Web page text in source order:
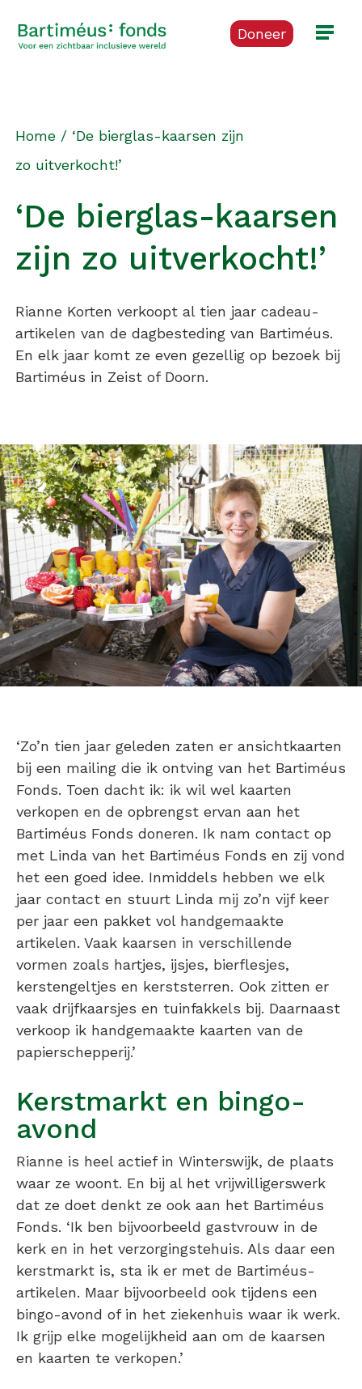
Doneer
Home / ‘De bierglas-kaarsen zijn
zo uitverkocht!’
‘De bierglas-kaarsen
zijn zo uitverkocht!’
Rianne Korten verkoopt al tien jaar cadeau-
artikelen van de dagbesteding van Bartiméus.
En elk jaar komt ze even gezellig op bezoek bij
Bartiméus in Zeist of Doorn.
‘Zo’n tien jaar geleden zaten er ansichtkaarten
bij een mailing die ik ontving van het Bartiméus
Fonds. Toen dacht ik: ik wil wel kaarten
verkopen en de opbrengst ervan aan het
Bartiméus Fonds doneren. Ik nam contact op
met Linda van het Bartiméus Fonds en zij vond
het een goed idee. Inmiddels hebben we elk
jaar contact en stuurt Linda mij zo’n vijf keer
per jaar een pakket vol handgemaakte
artikelen. Vaak kaarsen in verschillende
vormen zoals hartjes, ijsjes, bierflesjes,
kerstengeltjes en kerststerren. Ook zitten er
vaak drijfkaarsjes en tuinfakkels bij. Daarnaast
verkoop ik handgemaakte kaarten van de
papierschepperij.’
Kerstmarkt en bingo-
avond
Rianne is heel actief in Winterswijk, de plaats
waar ze woont. En bij al het vrijwilligerswerk
dat ze doet denkt ze ook aan het Bartiméus
Fonds. ‘Ik ben bijvoorbeeld gastvrouw in de
kerk en in het verzorgingstehuis. Als daar een
kerstmarkt is, sta ik er met de Bartiméus-
artikelen. Maar bijvoorbeeld ook tijdens een
bingo-avond of in het ziekenhuis waar ik werk.
Ik grijp elke mogelijkheid aan om de kaarsen
en kaarten te verkopen.’